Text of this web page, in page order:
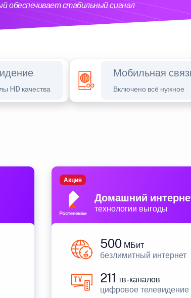
обеспечивает стабильный сигнал
HD качества
Мобильная
Включено всё нужное
Домашний
технологии выгоды
Акция
500 МБит
безлимитный интернет
211 тв-каналов
цифровое телевидение